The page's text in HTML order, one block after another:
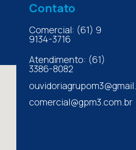
Contato
Comercial: (61) 9
9134-3716
Atendimento: (61)
3386-8082
comercial@gpm3.com.br